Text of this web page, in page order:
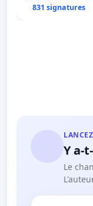
831 signatures
Y a-
Le